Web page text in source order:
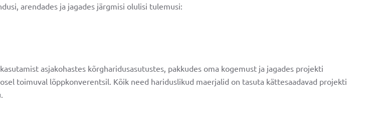
twitter
arendades ja jagades järgmisi olulisi tulemusi:
asjakohastes kõrgharidusasutustes, pakkudes oma kogemust ja jagades projekti
toimuval lõppkonverentsil. Kõik need hariduslikud maerjalid on tasuta kättesaadavad projekti